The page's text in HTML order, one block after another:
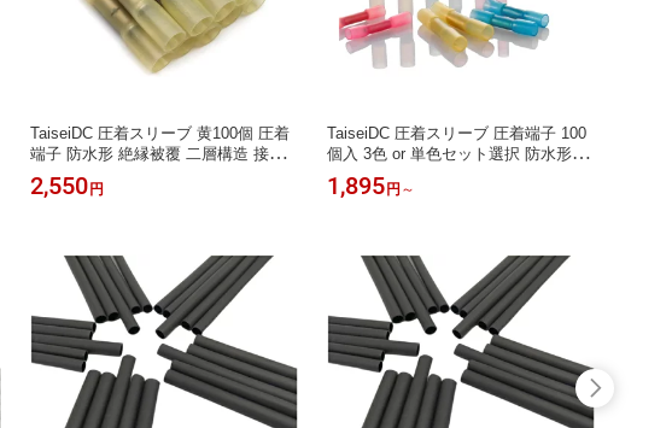
TaiseiDC 圧着スリーブ 黄100個 圧着
端子 防水形 絶縁被覆 二層構造 接着
剤付き 収縮比3:1
2,550 円
TaiseiDC 圧着スリーブ 圧着端子 100
個入 3色 or 単色セット選択 防水形 絶
縁被覆 二層構造 接着剤付き 収縮比3:
1
1,895 円 ～